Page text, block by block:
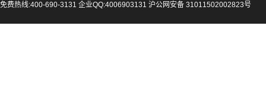
免费热线:400-690-3131 企业QQ:4006903131 沪公网安备 31011502002823号